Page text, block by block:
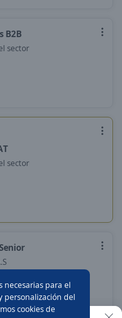
necesarias para el
personalización del
cookies de
B2B
sector
sector